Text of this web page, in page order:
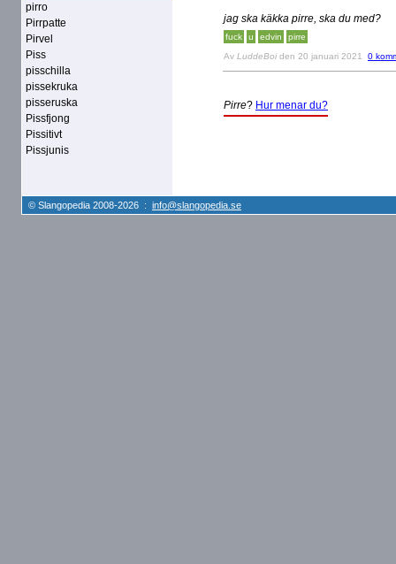
pirro
Pirrpatte
Pirvel
Piss
pisschilla
pissekruka
pisseruska
Pissfjong
Pissitivt
Pissjunis
jag ska käkka pirre, ska du med?
fuck u edvin pirre
Av LuddeBoi den 20 januari 2021 0
Pirre? Hur menar du?
© Slangopedia 2008-2026 : info@slangopedia.se